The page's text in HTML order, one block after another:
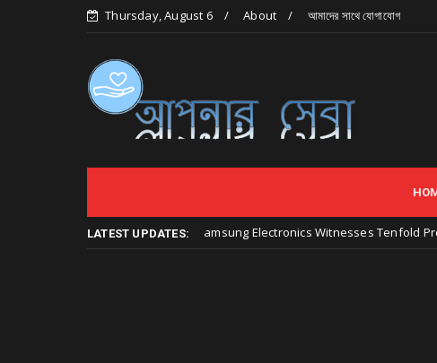
Thursday, August 6 About আমাদের সাথে যোগাযোগ
LATEST UPDATES:
তথ্য প্রযুক্তির Samsung Electronics Witnesses Tenfold Profit Surge